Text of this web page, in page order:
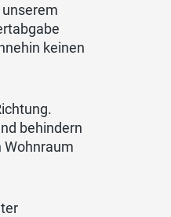
keinen
behindern
Wohnraum